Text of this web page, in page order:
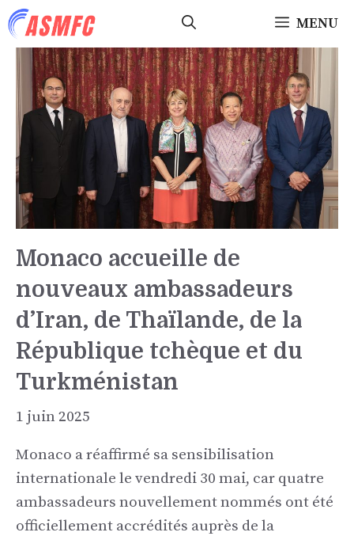
Aller
au
contenu
MENU
Monaco accueille de
nouveaux ambassadeurs
d’Iran, de Thaïlande, de la
République tchèque et du
Turkménistan
1 juin 2025
Monaco a réaffirmé sa sensibilisation
internationale le vendredi 30 mai, car quatre
ambassadeurs nouvellement nommés ont été
officiellement accrédités auprès de la